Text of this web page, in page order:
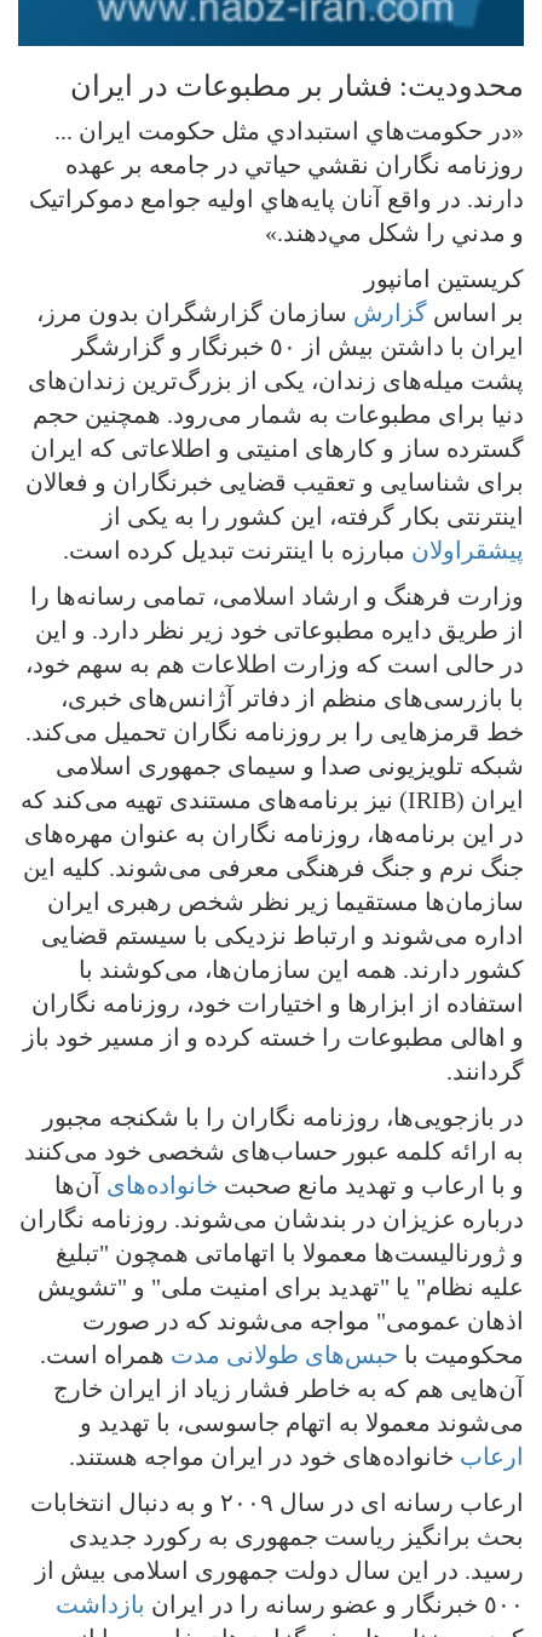
محدوديت: فشار بر مطبوعات در ايران
«در حکومت‌هاي استبدادي مثل حکومت ايران ...
روزنامه نگاران نقشي حياتي‌ در جامعه بر عهده
دارند. در واقع آنان پايه‌هاي اوليه جوامع دموکراتيک
و مدني را شکل مي‌دهند.»
کريستين امانپور
بر اساس گزارش سازمان گزارشگران بدون مرز،
ایران با داشتن بیش از ٥٠ خبرنگار و گزارشگر
پشت میله‌های زندان، یکی از بزرگ‌ترین زندان‌های
دنیا برای مطبوعات به شمار می‌رود. همچنین حجم
گسترده ساز و کارهای امنیتی و اطلاعاتی که ایران
برای شناسایی و تعقیب قضایی خبرنگاران و فعالان
اینترنتی بکار گرفته، این کشور را به یکی از
پیشقراولان مبارزه با اینترنت تبدیل کرده است.
وزارت فرهنگ و ارشاد اسلامی، تمامی رسانه‌ها را
از طریق دایره مطبوعاتی خود زیر نظر دارد. و این
در حالی است که وزارت اطلاعات هم به سهم خود،
با بازرسی‌های منظم از دفاتر آژانس‌های خبری،
خط قرمزهایی را بر روزنامه نگاران تحمیل می‌کند.
شبکه تلویزیونی صدا و سیمای جمهوری اسلامی
ایران (IRIB) نیز برنامه‌های مستندی تهیه می‌کند که
در این برنامه‌ها، روزنامه نگاران به عنوان مهره‌های
جنگ نرم و جنگ فرهنگی معرفی می‌شوند. کلیه این
سازمان‌ها مستقیما زیر نظر شخص رهبری ایران
اداره می‌شوند و ارتباط نزدیکی با سیستم قضایی
کشور دارند. همه این سازمان‌ها، می‌کوشند با
استفاده از ابزارها و اختیارات خود، روزنامه نگاران
و اهالی مطبوعات را خسته کرده و از مسیر خود باز
گردانند.
در بازجویی‌ها، روزنامه نگاران را با شکنجه مجبور
به ارائه کلمه عبور حساب‌های شخصی خود می‌کنند
و با ارعاب و تهدید مانع صحبت خانواده‌های آن‌ها
درباره عزیزان در بندشان می‌شوند. روزنامه نگاران
و ژورنالیست‌ها معمولا با اتهاماتی همچون "تبلیغ
علیه نظام" یا "تهدید برای امنیت ملی" و "تشویش
اذهان عمومی" مواجه می‌شوند که در صورت
محکومیت با حبس‌های طولانی مدت همراه است.
آن‌هایی هم که به خاطر فشار زیاد از ایران خارج
می‌شوند معمولا به اتهام جاسوسی، با تهدید و
ارعاب خانواده‌های خود در ایران مواجه هستند.
ارعاب رسانه ای در سال ٢٠٠٩ و به دنبال انتخابات
بحث برانگیز ریاست جمهوری به رکورد جدیدی
رسید. در این سال دولت جمهوری اسلامی بیش از
٥٠٠ خبرنگار و عضو رسانه را در ایران
بازداشت